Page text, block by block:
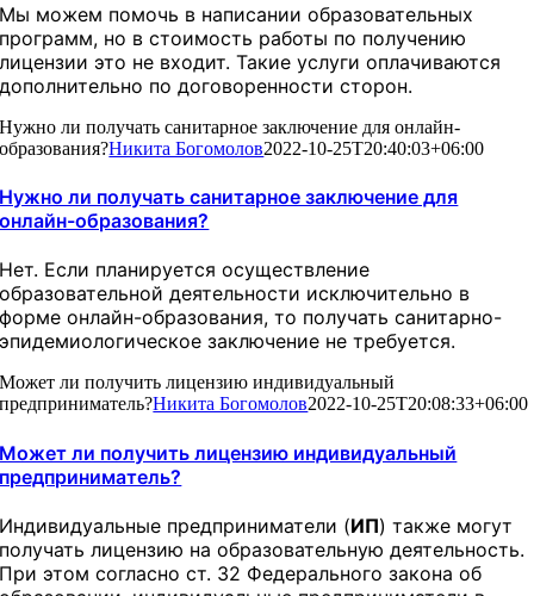
Мы можем помочь в написании образовательных
программ, но в стоимость работы по получению
лицензии это не входит. Такие услуги оплачиваются
дополнительно по договоренности сторон.
Нужно ли получать санитарное заключение для онлайн-
образования?Никита Богомолов2022-10-25T20:40:03+06:00
Нужно ли получать санитарное заключение для
онлайн-образования?
Нет. Если планируется осуществление
образовательной деятельности исключительно в
форме онлайн-образования, то получать санитарно-
эпидемиологическое заключение не требуется.
Может ли получить лицензию индивидуальный
предприниматель?Никита Богомолов2022-10-25T20:08:33+06:00
Может ли получить лицензию индивидуальный
предприниматель?
Индивидуальные предприниматели (ИП) также могут
получать лицензию на образовательную деятельность.
При этом согласно ст. 32 Федерального закона об